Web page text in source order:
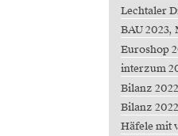
Lechtaler
BAU 2023,
Euroshop
interzum
Bilanz 2022
Bilanz
Häfele mit